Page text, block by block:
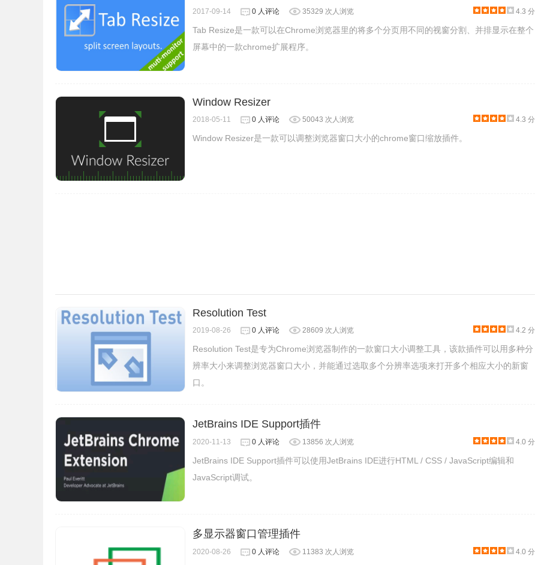
2. 参考经验"如何快速将窗口置顶或保持在最前面显示？"设置热键将小窗置顶显示。
更多chrome扩展程序的使用方法记得收藏我们chrome插件网。
2017-09-14 0 人评论 35329 次人浏览 4.3 分
Tab Resize是一款可以在Chrome浏览器里的将多个分页用不同的视窗分割、并排显示在整个
屏幕中的一款chrome扩展程序。
Window Resizer
2018-05-11 0 人评论 50043 次人浏览 4.3 分
Window Resizer是一款可以调整浏览器窗口大小的chrome窗口缩放插件。
Resolution Test
2019-08-26 0 人评论 28609 次人浏览 4.2 分
Resolution Test是专为Chrome浏览器制作的一款窗口大小调整工具，该款插件可以用多种分
辨率大小来调整浏览器窗口大小，并能通过选取多个分辨率选项来打开多个相应大小的新窗
口。
JetBrains IDE Support插件
2020-11-13 0 人评论 13856 次人浏览 4.0 分
JetBrains IDE Support插件可以使用JetBrains IDE进行HTML / CSS / JavaScript编辑和
JavaScript调试。
多显示器窗口管理插件
2020-08-26 0 人评论 11383 次人浏览 4.0 分